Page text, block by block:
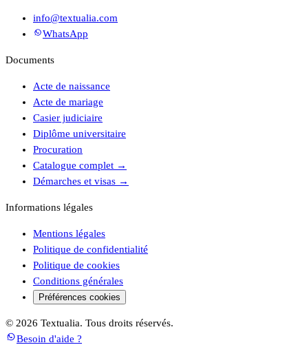
info@textualia.com
WhatsApp
Documents
Acte de naissance
Acte de mariage
Casier judiciaire
Diplôme universitaire
Procuration
Catalogue complet →
Démarches et visas →
Informations légales
Mentions légales
Politique de confidentialité
Politique de cookies
Conditions générales
Préférences cookies
© 2026 Textualia. Tous droits réservés.
Besoin d'aide ?